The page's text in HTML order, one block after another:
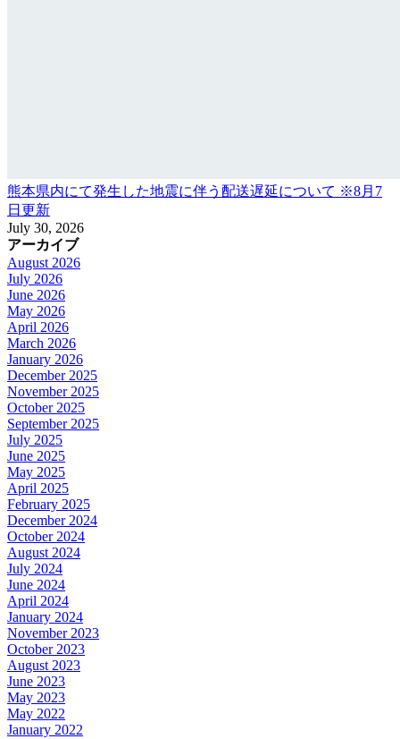
熊本県内にて発生した地震に伴う配送遅延について ※8月7
日更新
July 30, 2026
アーカイブ
August 2026
July 2026
June 2026
May 2026
April 2026
March 2026
January 2026
December 2025
November 2025
October 2025
September 2025
July 2025
June 2025
May 2025
April 2025
February 2025
December 2024
October 2024
August 2024
July 2024
June 2024
April 2024
January 2024
November 2023
October 2023
August 2023
June 2023
May 2023
May 2022
January 2022